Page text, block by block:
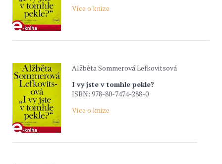
Více o knize
Alžběta Sommerová Lefkovitsová
I vy jste v tomhle pekle?
ISBN: 978-80-7474-288-0
Více o knize